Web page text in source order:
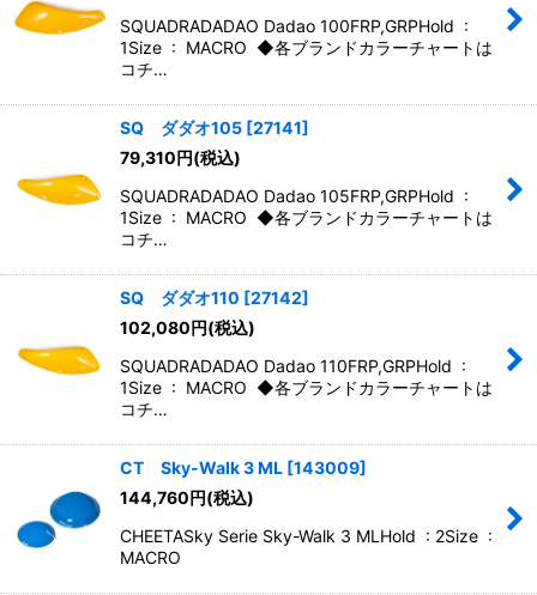
SQUADRADADAO Dadao 100FRP,GRPHold :
1Size : MACRO ◆各ブランドカラーチャートは
コチ…
SQ ダダオ105 [27141]
79,310円(税込)
SQUADRADADAO Dadao 105FRP,GRPHold :
1Size : MACRO ◆各ブランドカラーチャートは
コチ…
SQ ダダオ110 [27142]
102,080円(税込)
SQUADRADADAO Dadao 110FRP,GRPHold :
1Size : MACRO ◆各ブランドカラーチャートは
コチ…
CT Sky-Walk 3 ML [143009]
144,760円(税込)
CHEETASky Serie Sky-Walk 3 MLHold : 2Size :
MACRO